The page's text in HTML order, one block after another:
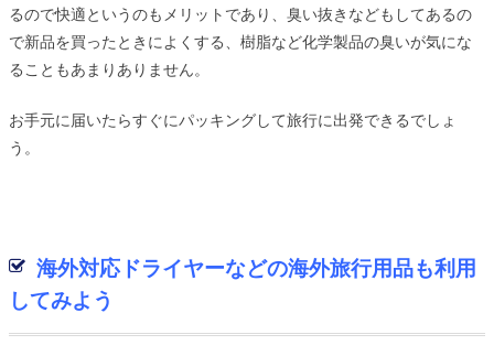
るので快適というのもメリットであり、臭い抜きなどもしてあるの
で新品を買ったときによくする、樹脂など化学製品の臭いが気にな
ることもあまりありません。
お手元に届いたらすぐにパッキングして旅行に出発できるでしょ
う。
海外対応ドライヤーなどの海外旅行用品も利用
してみよう